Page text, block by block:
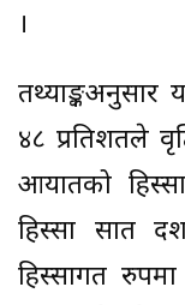
।
तथ्याङ्कअनुसार
४८ प्रतिशतले
आयातको
हिस्सा सात
हिस्सागत